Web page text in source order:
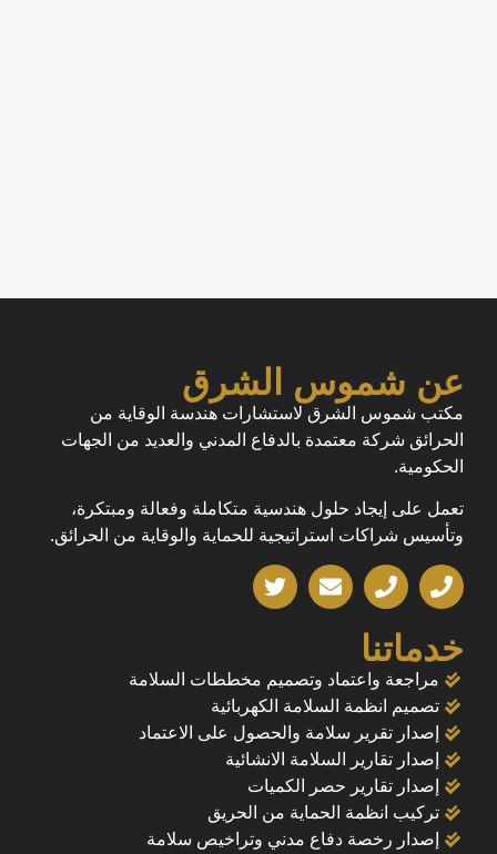
عن شموس الشرق
مكتب شموس الشرق لاستشارات هندسة الوقاية من
الحرائق شركة معتمدة بالدفاع المدني والعديد من الجهات
الحكومية.
تعمل على إيجاد حلول هندسية متكاملة وفعالة ومبتكرة،
وتأسيس شراكات استراتيجية للحماية والوقاية من الحرائق.
خدماتنا
مراجعة واعتماد وتصميم مخططات السلامة
تصميم انظمة السلامة الكهربائية
إصدار تقرير سلامة والحصول على الاعتماد
إصدار تقارير السلامة الانشائية
إصدار تقارير حصر الكميات
تركيب انظمة الحماية من الحريق
إصدار رخصة دفاع مدني وتراخيص سلامة